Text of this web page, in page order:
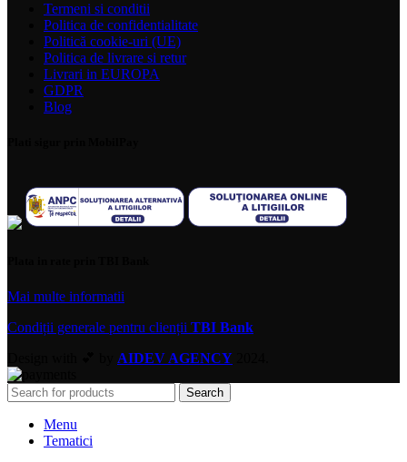
Termeni si conditii
Politica de confidentialitate
Politică cookie-uri (UE)
Politica de livrare si retur
Livrari in EUROPA
GDPR
Blog
Mai multe informatii
Condiții generale pentru clienții TBI Bank
AIDEV AGENCY
Search
Menu
Tematici